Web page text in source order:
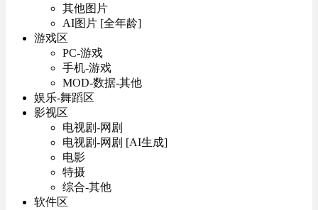
其他图片
AI图片 [全年龄]
游戏区
PC-游戏
手机-游戏
MOD-数据-其他
娱乐-舞蹈区
影视区
电视剧-网剧
电视剧-网剧 [AI生成]
电影
特摄
综合-其他
软件区